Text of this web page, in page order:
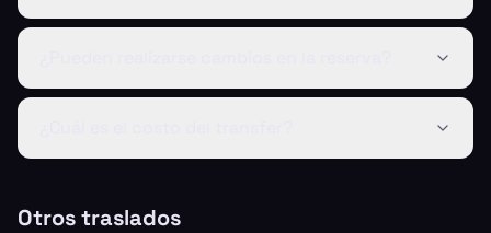
Otros traslados